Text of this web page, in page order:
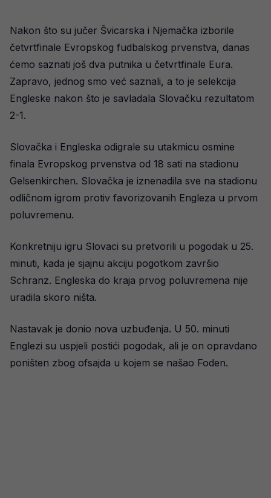
Nakon što su jučer Švicarska i Njemačka izborile
četvrtfinale Evropskog fudbalskog prvenstva, danas
ćemo saznati još dva putnika u četvrtfinale Eura.
Zapravo, jednog smo već saznali, a to je selekcija
Engleske nakon što je savladala Slovačku rezultatom
2-1.
Slovačka i Engleska odigrale su utakmicu osmine
finala Evropskog prvenstva od 18 sati na stadionu
Gelsenkirchen. Slovačka je iznenadila sve na stadionu
odličnom igrom protiv favorizovanih Engleza u prvom
poluvremenu.
Konkretniju igru Slovaci su pretvorili u pogodak u 25.
minuti, kada je sjajnu akciju pogotkom završio
Schranz. Engleska do kraja prvog poluvremena nije
uradila skoro ništa.
Nastavak je donio nova uzbuđenja. U 50. minuti
Englezi su uspjeli postići pogodak, ali je on opravdano
poništen zbog ofsajda u kojem se našao Foden.